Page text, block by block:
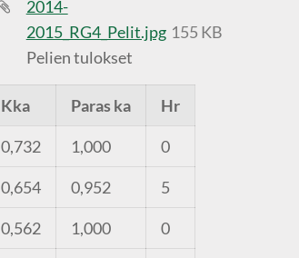
2014-
2015_RG4_Pelit.jpg 155 KB
Pelien tulokset
Kka Paras ka Hr
0,732 1,000 0
0,654 0,952 5
0,562 1,000 0